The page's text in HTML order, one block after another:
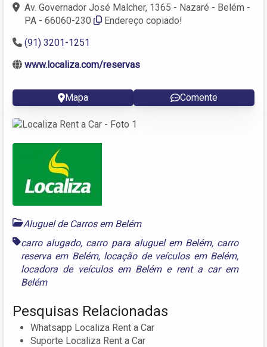
Av. Governador José Malcher, 1365 - Nazaré - Belém -
PA - 66060-230
Endereço copiado!
(91) 3201-1251
www.localiza.com/reservas
Mapa Comente
Aluguel de Carros em Belém
carro alugado, carro para aluguel em Belém, carro
reserva em Belém, locação de veículos em Belém,
locadora de veículos em Beléme rent a car em
Belém
Pesquisas Relacionadas
Whatsapp Localiza Rent a Car
Suporte Localiza Rent a Car